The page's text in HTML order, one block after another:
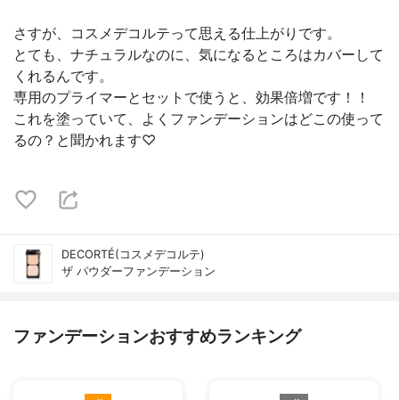
さすが、コスメデコルテって思える仕上がりです。
とても、ナチュラルなのに、気になるところはカバーして
くれるんです。
専用のプライマーとセットで使うと、効果倍増です！！
これを塗っていて、よくファンデーションはどこの使って
るの？と聞かれます♡
DECORTÉ(コスメデコルテ)
ザ パウダーファンデーション
ファンデーションおすすめランキング